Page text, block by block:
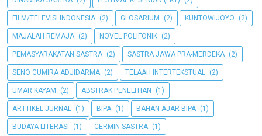
FILM/TELEVISI INDONESIA (2) GLOSARIUM (2) KUNTOWIJOYO (2)
MAJALAH REMAJA (2) NOVEL POLIFONIK (2)
PEMASYARAKATAN SASTRA (2) SASTRA JAWA PRA-MERDEKA (2)
SENO GUMIRA ADJIDARMA (2) TELAAH INTERTEKSTUAL (2)
UMAR KAYAM (2) ABSTRAK PENELITIAN (1)
ARTTIKEL JURNAL (1) BIPA (1) BAHAN AJAR BIPA (1)
BUDAYA LITERASI (1) CERMIN SASTRA (1)